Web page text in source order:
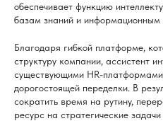
обеспечивает функцию
базам знаний и информационным
Благодаря гибкой платформе,
структуру компании, ассистент
существующими HR-
дорогостоящей переделки. В
сократить время на рутину,
ресурс на стратегические